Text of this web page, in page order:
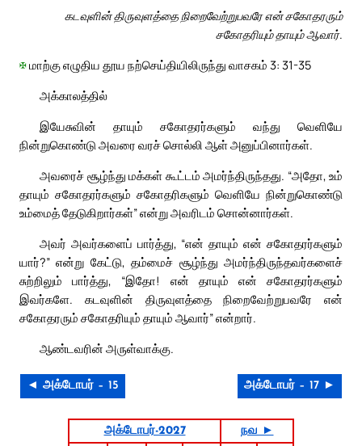
கடவுளின் திருவுளத்தை நிறைவேற்றுபவரே என் சகோதரரும்
சகோதரியும் தாயும் ஆவார்.
✠மாற்கு எழுதிய தூய நற்செய்தியிலிருந்து வாசகம் 3: 31-35
அக்காலத்தில்
இயேசுவின் தாயும் சகோதரர்களும் வந்து வெளியே
நின்றுகொண்டு அவரை வரச் சொல்லி ஆள் அனுப்பினார்கள்.
அவரைச் சூழ்ந்து மக்கள் கூட்டம் அமர்ந்திருந்தது. “அதோ, உம்
தாயும் சகோதரர்களும் சகோதரிகளும் வெளியே நின்றுகொண்டு
உம்மைத் தேடுகிறார்கள்” என்று அவரிடம் சொன்னார்கள்.
அவர் அவர்களைப் பார்த்து, “என் தாயும் என் சகோதரர்களும்
யார்?” என்று கேட்டு, தம்மைச் சூழ்ந்து அமர்ந்திருந்தவர்களைச்
சுற்றிலும் பார்த்து, “இதோ! என் தாயும் என் சகோதரர்களும்
இவர்களே. கடவுளின் திருவுளத்தை நிறைவேற்றுபவரே என்
சகோதரரும் சகோதரியும் தாயும் ஆவார்” என்றார்.
ஆண்டவரின் அருள்வாக்கு.
◄ அக்டோபர் – 15 அக்டோபர் – 17 ►
அக்டோபர்-2027
நவ ►